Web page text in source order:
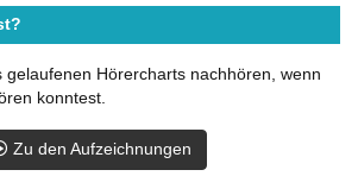
gelaufenen Hörercharts nachhören, wenn
konntest.
Zu den Aufzeichnungen